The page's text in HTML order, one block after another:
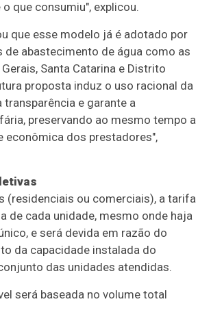
que consumiu", explicou.
que esse modelo já é adotado por
de abastecimento de água como as
Santa Catarina e Distrito
proposta induz o uso racional da
transparência e garante a
preservando ao mesmo tempo a
econômica dos prestadores",
(residenciais ou comerciais), a tarifa
de cada unidade, mesmo onde haja
e será devida em razão do
da capacidade instalada do
das unidades atendidas.
será baseada no volume total